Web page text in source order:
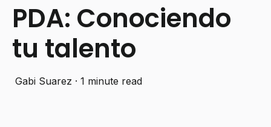
PDA: Conociendo
tu talento
Gabi Suarez · 1 minute read